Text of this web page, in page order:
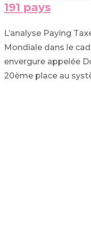
191 pays
L’analyse Paying
Mondiale dans le
envergure appelée
20ème place au